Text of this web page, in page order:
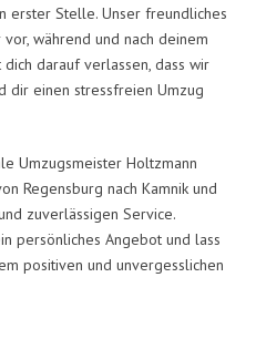
erster Stelle. Unser freundliches
während und nach deinem
darauf verlassen, dass wir
dir einen stressfreien Umzug
Umzugsmeister Holtzmann
Regensburg nach Kamnik und
zuverlässigen Service.
persönliches Angebot und lass
positiven und unvergesslichen